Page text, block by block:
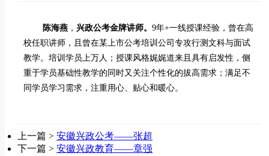
陈海燕 ， 兴政公考金牌讲师。 9年+一线授课经验， 曾在高
校任职讲师，且 曾在某上市公考培训公司专攻行测文科与面试
教学。培训学员上万人 ； 授课风格娓娓道来 且具有启发性，侧
重于学员基础性教学的同时又关注个性化的拔高需求；满足不
同学员学习需求，注重用心、贴心和暖心。
上一篇 > 安徽兴政公考——张超
下一篇 > 安徽兴政教育——章强